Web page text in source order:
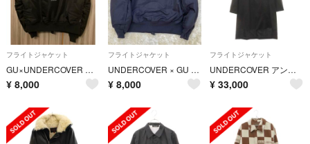
フライトジャケット
GU×UNDERCOVER MA-1 フライトジャケットボンバージャケット
¥ 8,000
フライトジャケット
UNDERCOVER × GU アンダーカバー × ジーユー MA-1 サイズM
¥ 8,000
フライトジャケット
UNDERCOVER アンダーカバー 20SS ドラキュラパッチワーク 比翼 ウールギャバジン ノーカラー ロングジャケット コート ブラック UCY4307
¥ 33,000